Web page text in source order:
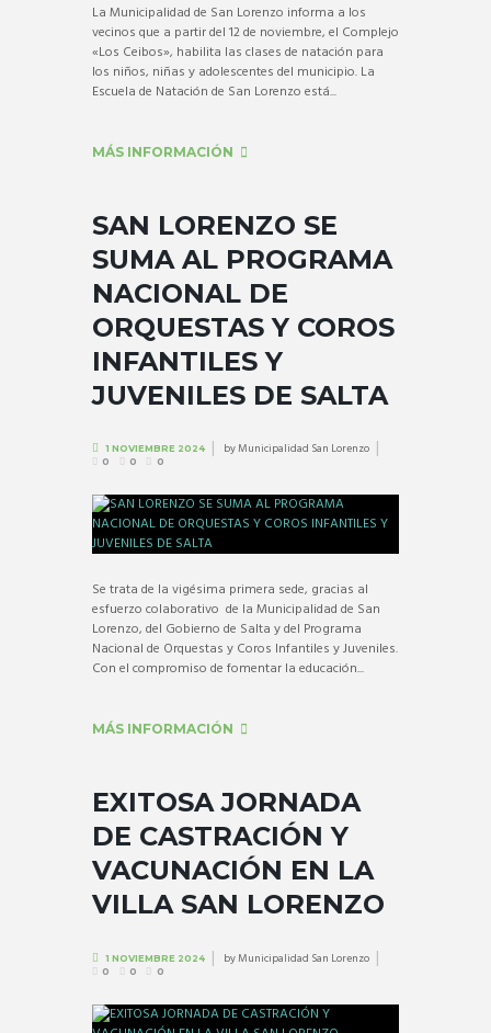
La Municipalidad de San Lorenzo informa a los
vecinos que a partir del 12 de noviembre, el Complejo
«Los Ceibos», habilita las clases de natación para
los niños, niñas y adolescentes del municipio. La
Escuela de Natación de San Lorenzo está...
MÁS INFORMACIÓN
SAN LORENZO SE
SUMA AL PROGRAMA
NACIONAL DE
ORQUESTAS Y COROS
INFANTILES Y
JUVENILES DE SALTA
1 NOVIEMBRE 2024 byMunicipalidad San Lorenzo
0 0 0
Se trata de la vigésima primera sede, gracias al
esfuerzo colaborativo de la Municipalidad de San
Lorenzo, del Gobierno de Salta y del Programa
Nacional de Orquestas y Coros Infantiles y Juveniles.
Con el compromiso de fomentar la educación...
MÁS INFORMACIÓN
EXITOSA JORNADA
DE CASTRACIÓN Y
VACUNACIÓN EN LA
VILLA SAN LORENZO
1 NOVIEMBRE 2024 byMunicipalidad San Lorenzo
0 0 0